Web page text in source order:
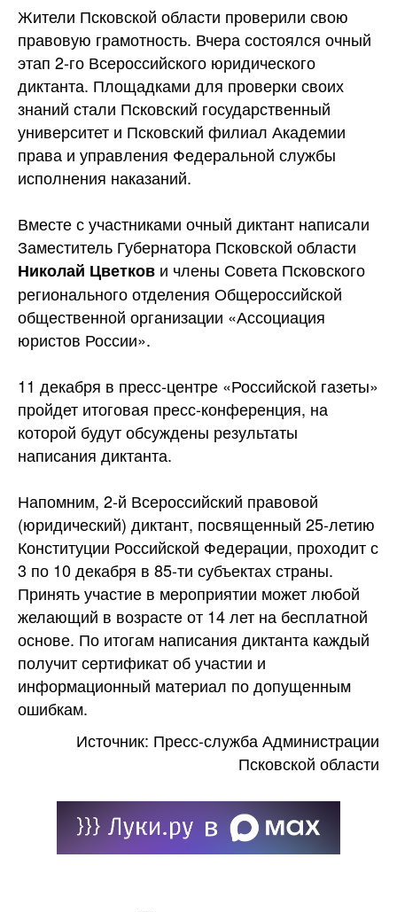
Жители Псковской области проверили свою
правовую грамотность. Вчера состоялся очный
этап 2-го Всероссийского юридического
диктанта. Площадками для проверки своих
знаний стали Псковский государственный
университет и Псковский филиал Академии
права и управления Федеральной службы
исполнения наказаний.
Вместе с участниками очный диктант написали
Заместитель Губернатора Псковской области
Николай Цветков и члены Совета Псковского
регионального отделения Общероссийской
общественной организации «Ассоциация
юристов России».
11 декабря в пресс-центре «Российской газеты»
пройдет итоговая пресс-конференция, на
которой будут обсуждены результаты
написания диктанта.
Напомним, 2-й Всероссийский правовой
(юридический) диктант, посвященный 25-летию
Конституции Российской Федерации, проходит с
3 по 10 декабря в 85-ти субъектах страны.
Принять участие в мероприятии может любой
желающий в возрасте от 14 лет на бесплатной
основе. По итогам написания диктанта каждый
получит сертификат об участии и
информационный материал по допущенным
ошибкам.
Источник: Пресс-служба Администрации
Псковской области